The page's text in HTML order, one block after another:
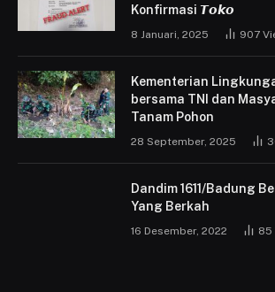
Konfirmasi 𝙏𝙤𝙠𝙤
8 Januari, 2025 907
Kementerian
bersama TNI dan
Tanam Pohon
28 September, 2025
Dandim 1611/Badung
Yang Berkah
16 Desember, 2022 85